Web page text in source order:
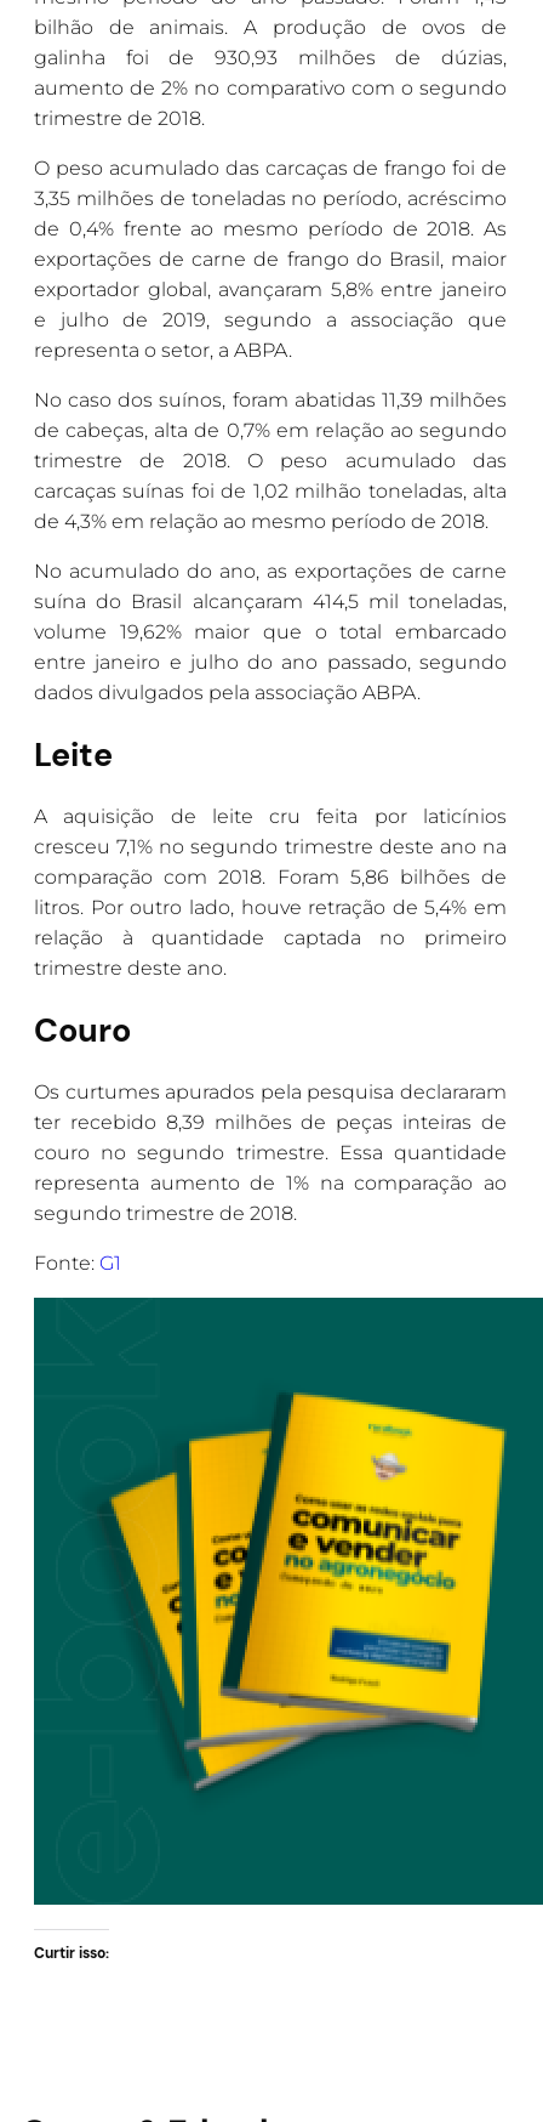
bilhão de animais. A produção de ovos de
galinha foi de 930,93 milhões de dúzias,
aumento de 2% no comparativo com o segundo
trimestre de 2018.
O peso acumulado das carcaças de frango foi de
3,35 milhões de toneladas no período, acréscimo
de 0,4% frente ao mesmo período de 2018. As
exportações de carne de frango do Brasil, maior
exportador global, avançaram 5,8% entre janeiro
e julho de 2019, segundo a associação que
representa o setor, a ABPA.
No caso dos suínos, foram abatidas 11,39 milhões
de cabeças, alta de 0,7% em relação ao segundo
trimestre de 2018. O peso acumulado das
carcaças suínas foi de 1,02 milhão toneladas, alta
de 4,3% em relação ao mesmo período de 2018.
No acumulado do ano, as exportações de carne
suína do Brasil alcançaram 414,5 mil toneladas,
volume 19,62% maior que o total embarcado
entre janeiro e julho do ano passado, segundo
dados divulgados pela associação ABPA.
Leite
A aquisição de leite cru feita por laticínios
cresceu 7,1% no segundo trimestre deste ano na
comparação com 2018. Foram 5,86 bilhões de
litros. Por outro lado, houve retração de 5,4% em
relação à quantidade captada no primeiro
trimestre deste ano.
Couro
Os curtumes apurados pela pesquisa declararam
ter recebido 8,39 milhões de peças inteiras de
couro no segundo trimestre. Essa quantidade
representa aumento de 1% na comparação ao
segundo trimestre de 2018.
Fonte: G1
Curtir isso: